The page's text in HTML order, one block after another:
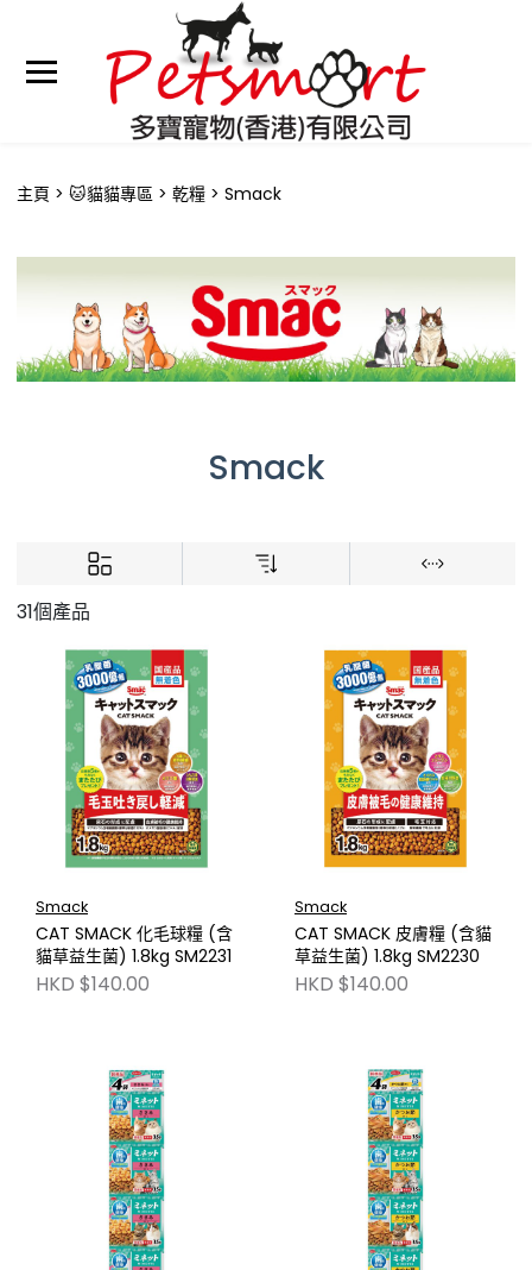
主頁 🐱貓貓專區 乾糧 Smack
Smack
31個產品
Smack
CAT SMACK 化毛球糧 (含
貓草益生菌) 1.8kg SM2231
HKD $140.00
Smack
CAT SMACK 皮膚糧 (含貓
草益生菌) 1.8kg SM2230
HKD $140.00